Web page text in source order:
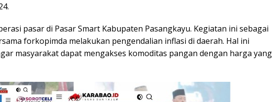
pasar di Pasar Smart Kabupaten Pasangkayu. Kegiatan ini sebagai
forkopimda melakukan pengendalian inflasi di daerah. Hal ini
masyarakat dapat mengakses komoditas pangan dengan harga yang